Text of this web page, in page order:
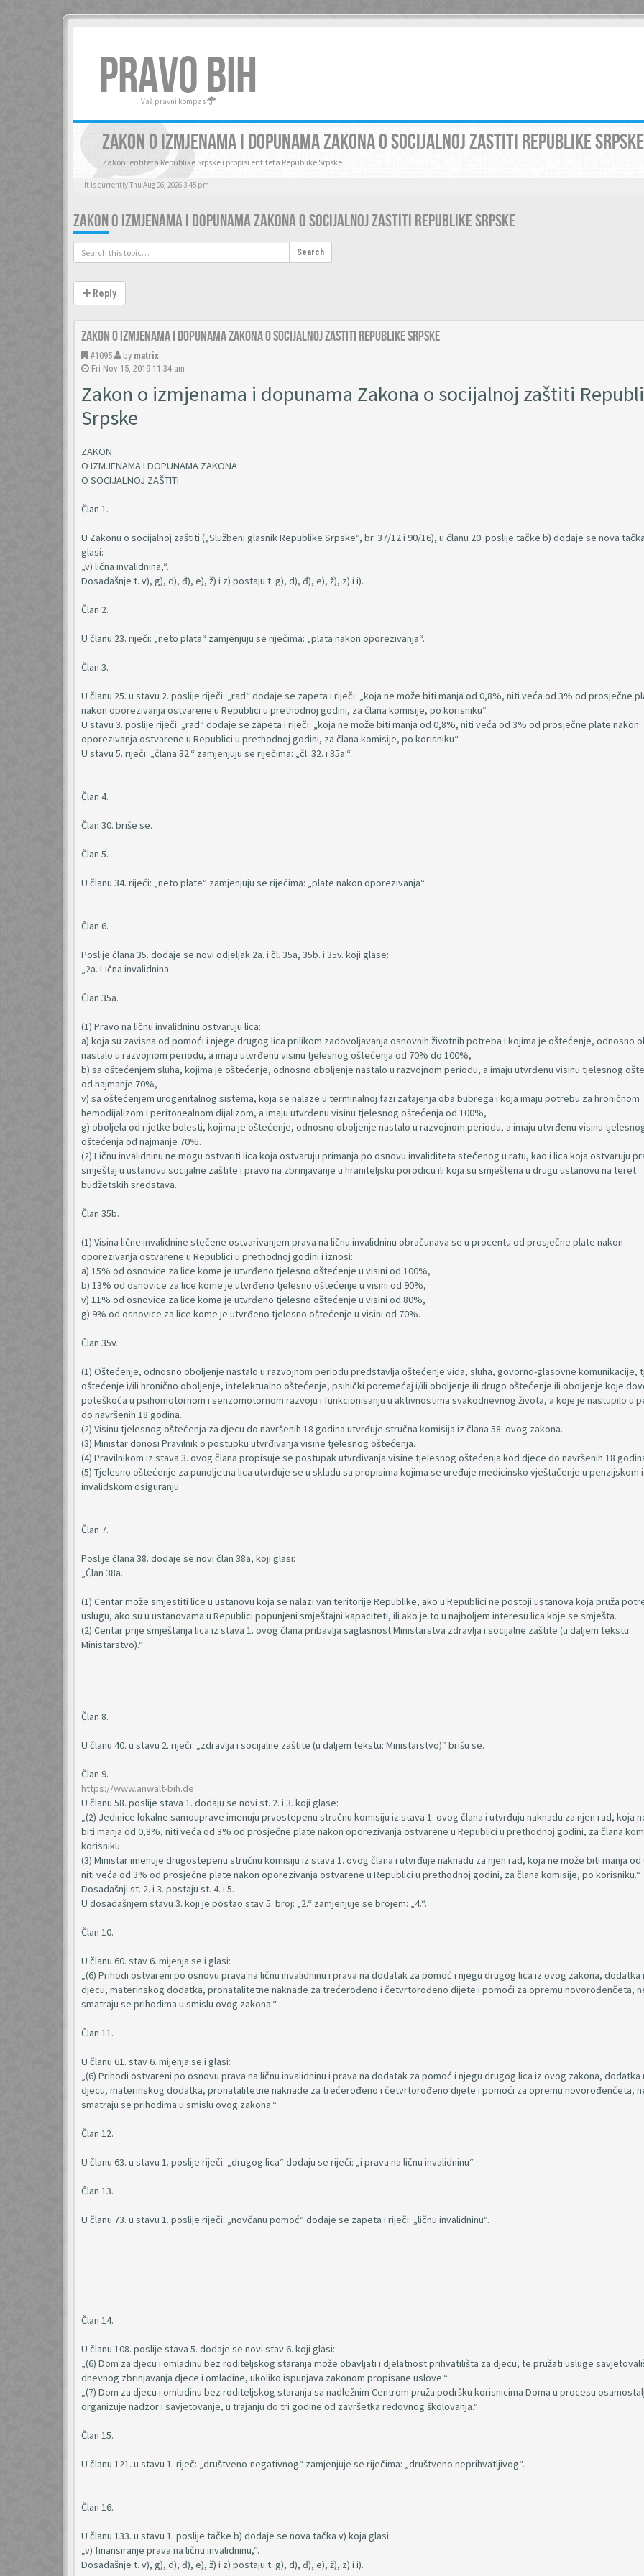
PRAVO BIH
Vaš pravni kompas
ZAKON O IZMJENAMA I DOPUNAMA ZAKONA O SOCIJALNOJ ZASTITI REPUBLIKE SRPSKE
Zakoni entiteta Republike Srpske i propisi entiteta Republike Srpske
It is currently Thu Aug 06, 2026 3:45 pm
ZAKON O IZMJENAMA I DOPUNAMA ZAKONA O SOCIJALNOJ ZASTITI REPUBLIKE SRPSKE
Search
Reply
Zakon o izmjenama i dopunama Zakona o socijalnoj zastiti Republike Srpske
#1095 by matrix
Fri Nov 15, 2019 11:34 am
Zakon o izmjenama i dopunama Zakona o socijalnoj zaštiti
Srpske
ZAKON
O IZMJENAMA I DOPUNAMA ZAKONA
O SOCIJALNOJ ZAŠTITI
Član 1.
U Zakonu o socijalnoj zaštiti („Službeni glasnik Republike Srpske“, br. 37/12 i 90/16), u članu 20. poslije tačke b) dodaje se nova
glasi:
„v) lična invalidnina,“.
Dosadašnje t. v), g), d), đ), e), ž) i z) postaju t. g), d), đ), e), ž), z) i i).
Član 2.
U članu 23. riječi: „neto plata“ zamjenjuju se riječima: „plata nakon oporezivanja“.
Član 3.
U članu 25. u stavu 2. poslije riječi: „rad“ dodaje se zapeta i riječi: „koja ne može biti manja od 0,8%, niti veća od 3% od prosječne
nakon oporezivanja ostvarene u Republici u prethodnoj godini, za člana komisije, po korisniku“.
U stavu 3. poslije riječi: „rad“ dodaje se zapeta i riječi: „koja ne može biti manja od 0,8%, niti veća od 3% od prosječne plate nakon
oporezivanja ostvarene u Republici u prethodnoj godini, za člana komisije, po korisniku“.
U stavu 5. riječi: „člana 32.“ zamjenjuju se riječima: „čl. 32. i 35a.“.
Član 4.
Član 30. briše se.
Član 5.
U članu 34. riječi: „neto plate“ zamjenjuju se riječima: „plate nakon oporezivanja“.
Član 6.
Poslije člana 35. dodaje se novi odjeljak 2a. i čl. 35a, 35b. i 35v. koji glase:
„2a. Lična invalidnina
Član 35a.
(1) Pravo na ličnu invalidninu ostvaruju lica:
a) koja su zavisna od pomoći i njege drugog lica prilikom zadovoljavanja osnovnih životnih potreba i kojima je oštećenje, odnosno
nastalo u razvojnom periodu, a imaju utvrđenu visinu tjelesnog oštećenja od 70% do 100%,
b) sa oštećenjem sluha, kojima je oštećenje, odnosno oboljenje nastalo u razvojnom periodu, a imaju utvrđenu visinu tjelesnog
od najmanje 70%,
v) sa oštećenjem urogenitalnog sistema, koja se nalaze u terminalnoj fazi zatajenja oba bubrega i koja imaju potrebu za hroničnom
hemodijalizom i peritonealnom dijalizom, a imaju utvrđenu visinu tjelesnog oštećenja od 100%,
g) oboljela od rijetke bolesti, kojima je oštećenje, odnosno oboljenje nastalo u razvojnom periodu, a imaju utvrđenu visinu
oštećenja od najmanje 70%.
(2) Ličnu invalidninu ne mogu ostvariti lica koja ostvaruju primanja po osnovu invaliditeta stečenog u ratu, kao i lica koja ostvaruju
smještaj u ustanovu socijalne zaštite i pravo na zbrinjavanje u hraniteljsku porodicu ili koja su smještena u drugu ustanovu na teret
budžetskih sredstava.
Član 35b.
(1) Visina lične invalidnine stečene ostvarivanjem prava na ličnu invalidninu obračunava se u procentu od prosječne plate nakon
oporezivanja ostvarene u Republici u prethodnoj godini i iznosi:
a) 15% od osnovice za lice kome je utvrđeno tjelesno oštećenje u visini od 100%,
b) 13% od osnovice za lice kome je utvrđeno tjelesno oštećenje u visini od 90%,
v) 11% od osnovice za lice kome je utvrđeno tjelesno oštećenje u visini od 80%,
g) 9% od osnovice za lice kome je utvrđeno tjelesno oštećenje u visini od 70%.
Član 35v.
(1) Oštećenje, odnosno oboljenje nastalo u razvojnom periodu predstavlja oštećenje vida, sluha, govorno-glasovne komunikacije,
oštećenje i/ili hronično oboljenje, intelektualno oštećenje, psihički poremećaj i/ili oboljenje ili drugo oštećenje ili oboljenje koje
poteškoća u psihomotornom i senzomotornom razvoju i funkcionisanju u aktivnostima svakodnevnog života, a koje je nastupilo u
do navršenih 18 godina.
(2) Visinu tjelesnog oštećenja za djecu do navršenih 18 godina utvrđuje stručna komisija iz člana 58. ovog zakona.
(3) Ministar donosi Pravilnik o postupku utvrđivanja visine tjelesnog oštećenja.
(4) Pravilnikom iz stava 3. ovog člana propisuje se postupak utvrđivanja visine tjelesnog oštećenja kod djece do navršenih 18
(5) Tjelesno oštećenje za punoljetna lica utvrđuje se u skladu sa propisima kojima se uređuje medicinsko vještačenje u penzijskom i
invalidskom osiguranju.
Član 7.
Poslije člana 38. dodaje se novi član 38a, koji glasi:
„Član 38a.
(1) Centar može smjestiti lice u ustanovu koja se nalazi van teritorije Republike, ako u Republici ne postoji ustanova koja pruža
uslugu, ako su u ustanovama u Republici popunjeni smještajni kapaciteti, ili ako je to u najboljem interesu lica koje se smješta.
(2) Centar prije smještanja lica iz stava 1. ovog člana pribavlja saglasnost Ministarstva zdravlja i socijalne zaštite (u daljem tekstu:
Ministarstvo).“
Član 8.
U članu 40. u stavu 2. riječi: „zdravlja i socijalne zaštite (u daljem tekstu: Ministarstvo)“ brišu se.
Član 9.
https://www.anwalt-bih.de
U članu 58. poslije stava 1. dodaju se novi st. 2. i 3. koji glase:
„(2) Jedinice lokalne samouprave imenuju prvostepenu stručnu komisiju iz stava 1. ovog člana i utvrđuju naknadu za njen rad, koja
biti manja od 0,8%, niti veća od 3% od prosječne plate nakon oporezivanja ostvarene u Republici u prethodnoj godini, za člana
korisniku.
(3) Ministar imenuje drugostepenu stručnu komisiju iz stava 1. ovog člana i utvrđuje naknadu za njen rad, koja ne može biti manja od
niti veća od 3% od prosječne plate nakon oporezivanja ostvarene u Republici u prethodnoj godini, za člana komisije, po korisniku.“
Dosadašnji st. 2. i 3. postaju st. 4. i 5.
U dosadašnjem stavu 3. koji je postao stav 5. broj: „2.“ zamjenjuje se brojem: „4.“.
Član 10.
U članu 60. stav 6. mijenja se i glasi:
„(6) Prihodi ostvareni po osnovu prava na ličnu invalidninu i prava na dodatak za pomoć i njegu drugog lica iz ovog zakona, dodatka
djecu, materinskog dodatka, pronatalitetne naknade za trećerođeno i četvrtorođeno dijete i pomoći za opremu novorođenčeta,
smatraju se prihodima u smislu ovog zakona.“
Član 11.
U članu 61. stav 6. mijenja se i glasi:
„(6) Prihodi ostvareni po osnovu prava na ličnu invalidninu i prava na dodatak za pomoć i njegu drugog lica iz ovog zakona, dodatka
djecu, materinskog dodatka, pronatalitetne naknade za trećerođeno i četvrtorođeno dijete i pomoći za opremu novorođenčeta,
smatraju se prihodima u smislu ovog zakona.“
Član 12.
U članu 63. u stavu 1. poslije riječi: „drugog lica“ dodaju se riječi: „i prava na ličnu invalidninu“.
Član 13.
U članu 73. u stavu 1. poslije riječi: „novčanu pomoć“ dodaje se zapeta i riječi: „ličnu invalidninu“.
Član 14.
U članu 108. poslije stava 5. dodaje se novi stav 6. koji glasi:
„(6) Dom za djecu i omladinu bez roditeljskog staranja može obavljati i djelatnost prihvatilišta za djecu, te pružati usluge
dnevnog zbrinjavanja djece i omladine, ukoliko ispunjava zakonom propisane uslove.“
„(7) Dom za djecu i omladinu bez roditeljskog staranja sa nadležnim Centrom pruža podršku korisnicima Doma u procesu
organizuje nadzor i savjetovanje, u trajanju do tri godine od završetka redovnog školovanja.“
Član 15.
U članu 121. u stavu 1. riječ: „društveno-negativnog“ zamjenjuje se riječima: „društveno neprihvatljivog“.
Član 16.
U članu 133. u stavu 1. poslije tačke b) dodaje se nova tačka v) koja glasi:
„v) finansiranje prava na ličnu invalidninu,“.
Dosadašnje t. v), g), d), đ), e), ž) i z) postaju t. g), d), đ), e), ž), z) i i).